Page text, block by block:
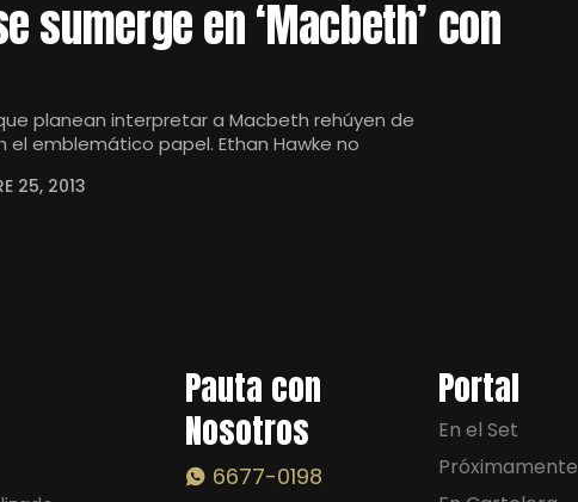
sumerge en ‘Macbeth’ con
planean interpretar a Macbeth rehúyen de
emblemático papel. Ethan Hawke no
25, 2013
Pauta con
Nosotros
6677-0198
Portal
En el Set
Próximamente